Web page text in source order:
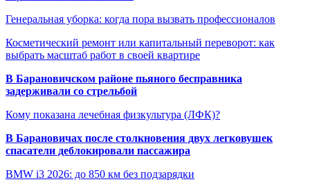
Генеральная уборка: когда пора вызвать профессионалов
Косметический ремонт или капитальный переворот: как
выбрать масштаб работ в своей квартире
В Барановичском районе пьяного бесправника
задерживали со стрельбой
Кому показана лечебная физкультура (ЛФК)?
В Барановичах после столкновения двух легковушек
спасатели деблокировали пассажира
BMW i3 2026: до 850 км без подзарядки